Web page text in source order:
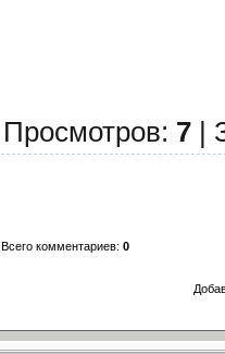
Просмотров: 7 |
Всего комментариев: 0